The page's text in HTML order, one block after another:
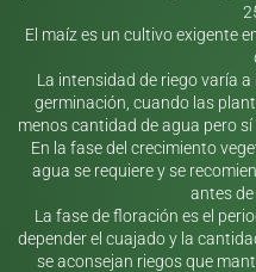
El maíz es un cultivo exigente
La intensidad de riego varía
germinación, cuando las
menos cantidad de agua pero
En la fase del crecimiento
agua se requiere y se
antes
La fase de floración es el
depender el cuajado y la
se aconsejan riegos que